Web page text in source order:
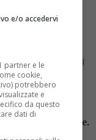
Fonte preferita su
del
Carità, dove dal
nuovo presidente.
e/o accedervi
partner e le
cookie,
potrebbero
e
da questo
dati di